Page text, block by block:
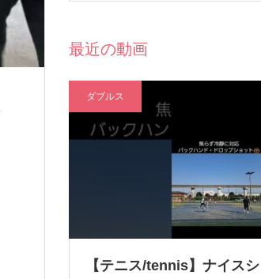
最近の動画
ダブルス
【テニス/tennis】ナイス